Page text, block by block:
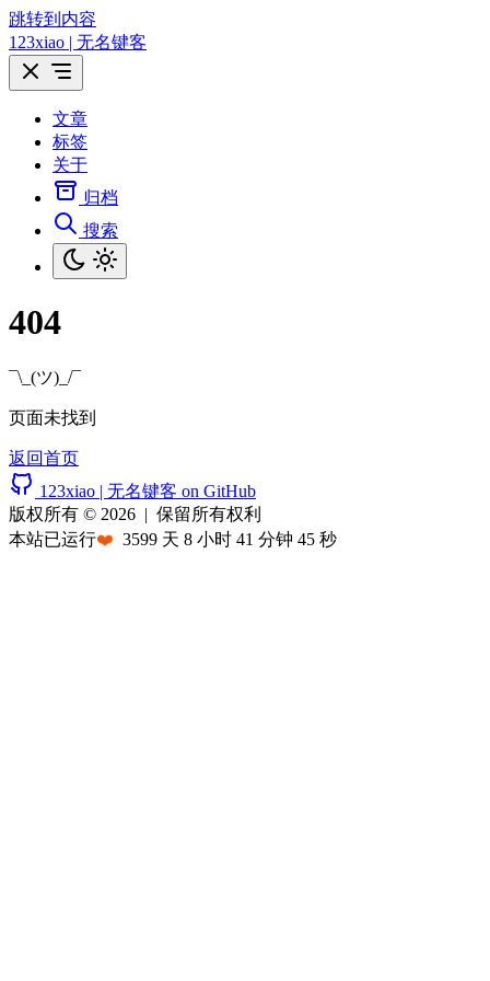
跳转到内容
123xiao | 无名键客
文章
标签
关于
归档
搜索
404
¯\_(ツ)_/¯
页面未找到
返回首页
123xiao | 无名键客 on GitHub
版权所有 © 2026 | 保留所有权利
本站已运行❤️ 3599 天 8 小时 41 分钟 45 秒